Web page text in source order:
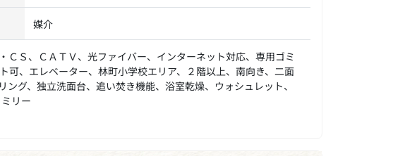
媒介
Ｓ、ＣＡＴＶ、光ファイバー、インターネット対応、専用ゴミ
、エレベーター、林町小学校エリア、２階以上、南向き、二面
グ、独立洗面台、追い焚き機能、浴室乾燥、ウォシュレット、
リー